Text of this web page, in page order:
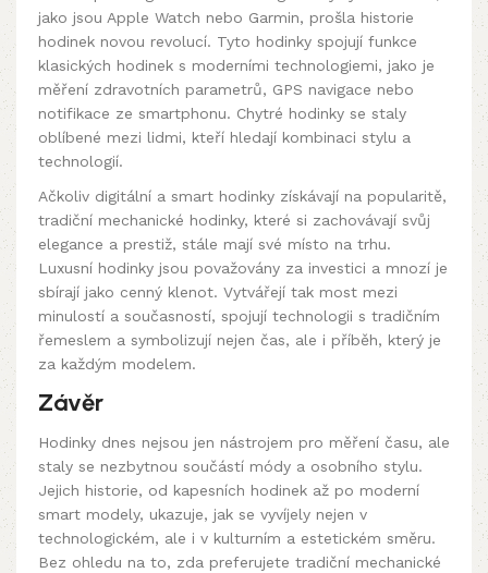
jako jsou Apple Watch nebo Garmin, prošla historie
hodinek novou revolucí. Tyto hodinky spojují funkce
klasických hodinek s moderními technologiemi, jako je
měření zdravotních parametrů, GPS navigace nebo
notifikace ze smartphonu. Chytré hodinky se staly
oblíbené mezi lidmi, kteří hledají kombinaci stylu a
technologií.
Ačkoliv digitální a smart hodinky získávají na popularitě,
tradiční mechanické hodinky, které si zachovávají svůj
elegance a prestiž, stále mají své místo na trhu.
Luxusní hodinky jsou považovány za investici a mnozí je
sbírají jako cenný klenot. Vytvářejí tak most mezi
minulostí a současností, spojují technologii s tradičním
řemeslem a symbolizují nejen čas, ale i příběh, který je
za každým modelem.
Závěr
Hodinky dnes nejsou jen nástrojem pro měření času, ale
staly se nezbytnou součástí módy a osobního stylu.
Jejich historie, od kapesních hodinek až po moderní
smart modely, ukazuje, jak se vyvíjely nejen v
technologickém, ale i v kulturním a estetickém směru.
Bez ohledu na to, zda preferujete tradiční mechanické